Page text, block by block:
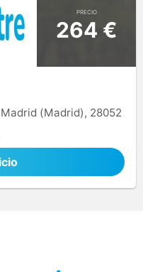
PRECIO
264 €
(Madrid), 28052